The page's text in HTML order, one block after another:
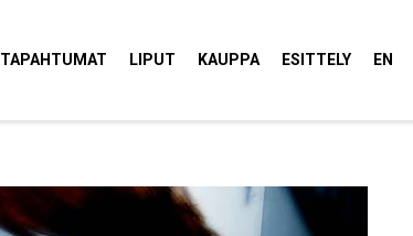
TAPAHTUMAT LIPUT KAUPPA ESITTELY EN